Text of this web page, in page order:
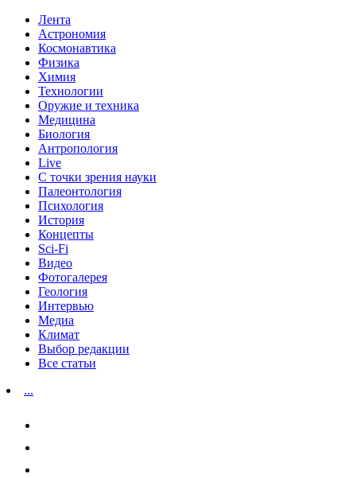
Лента
Астрономия
Космонавтика
Физика
Химия
Технологии
Оружие и техника
Медицина
Биология
Антропология
Live
С точки зрения науки
Палеонтология
Психология
История
Концепты
Sci-Fi
Видео
Фотогалерея
Геология
Интервью
Медиа
Климат
Выбор редакции
Все статьи
...